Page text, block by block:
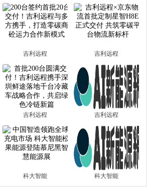
吉利远程 吉利远程
吉利远程 吉利远程
科大智能 科大智能